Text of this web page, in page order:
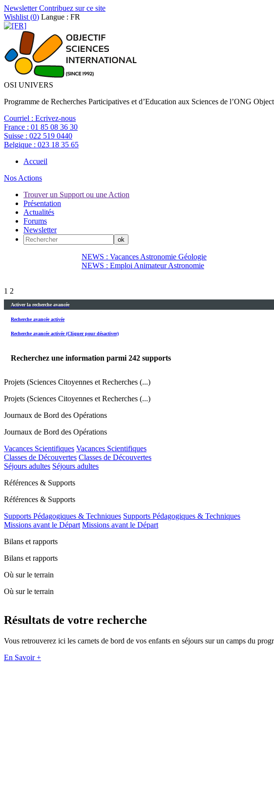
NewsletterContribuez sur ce site
Wishlist (0) Langue : FR
OSI UNIVERS
Programme de Recherches Participatives et d’Education aux Sciences de l’ONG
Courriel : Ecrivez-nous
France : 01 85 08 36 30
Suisse : 022 519 0440
Belgique : 023 18 35 65
Accueil
Nos Actions
Trouver un Support ou une Action
Présentation
Actualités
Forums
Newsletter
NEWS : Vacances Astronomie Géologie
NEWS : Emploi Animateur Astronomie
1 2
Activer la recherche avancée
Recherche avancée activée
Recherche avancée activée (Cliquer pour désactiver)
Recherchez une information parmi 242 supports
Projets (Sciences Citoyennes et Recherches (...)
Projets (Sciences Citoyennes et Recherches (...)
Journaux de Bord des Opérations
Journaux de Bord des Opérations
Vacances Scientifiques Vacances Scientifiques
Classes de Découvertes Classes de Découvertes
Séjours adultes Séjours adultes
Références & Supports
Références & Supports
Supports Pédagogiques & Techniques Supports Pédagogiques & Techniques
Missions avant le Départ Missions avant le Départ
Bilans et rapports
Bilans et rapports
Où sur le terrain
Où sur le terrain
Résultats de votre recherche
Vous retrouverez ici les carnets de bord de vos enfants en séjours sur un camps du
En Savoir +